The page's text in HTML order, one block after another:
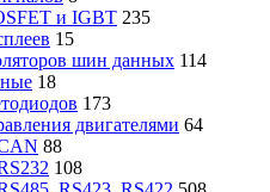
и IGBT 235
15
шин данных 114
18
173
двигателями 64
88
108